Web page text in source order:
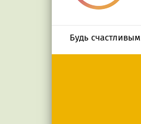
Будь счастливым